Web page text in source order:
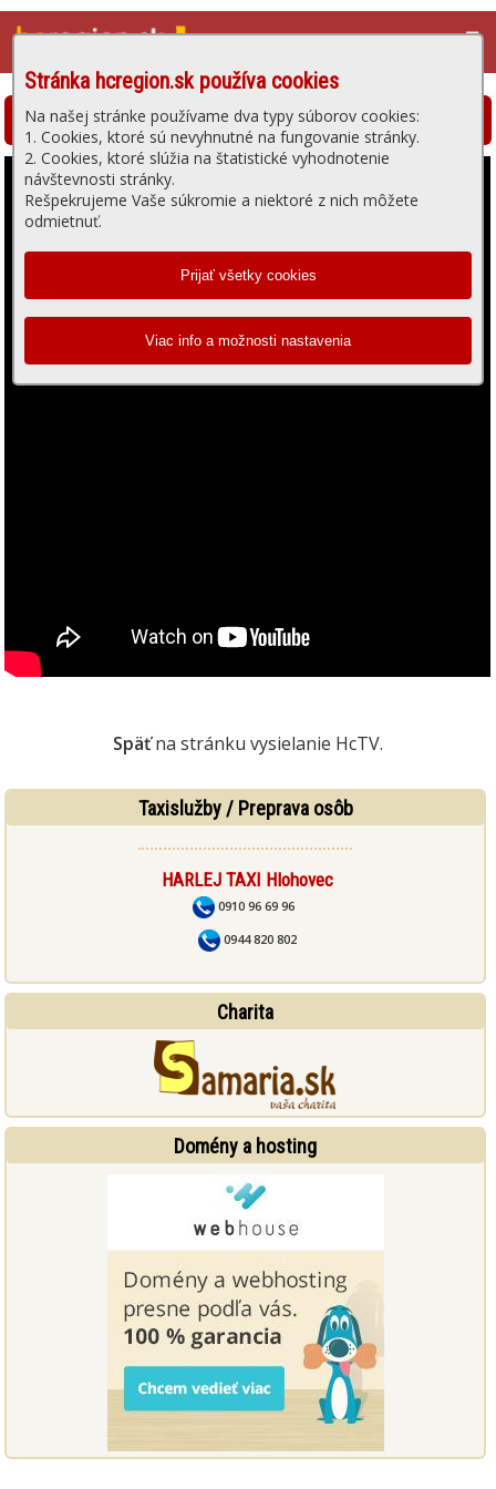
☰
Stránka hcregion.sk používa cookies
Na našej stránke používame dva typy súborov cookies:
1. Cookies, ktoré sú nevyhnutné na fungovanie stránky.
2. Cookies, ktoré slúžia na štatistické vyhodnotenie
návštevnosti stránky.
Rešpekrujeme Vaše súkromie a niektoré z nich môžete
odmietnuť.
Hlohovská televízia - prehrávanie videa
Späťna stránku vysielanie HcTV.
Taxislužby / Preprava osôb
HARLEJ TAXI Hlohovec
0910 96 69 96
0944 820 802
Charita
Domény a hosting